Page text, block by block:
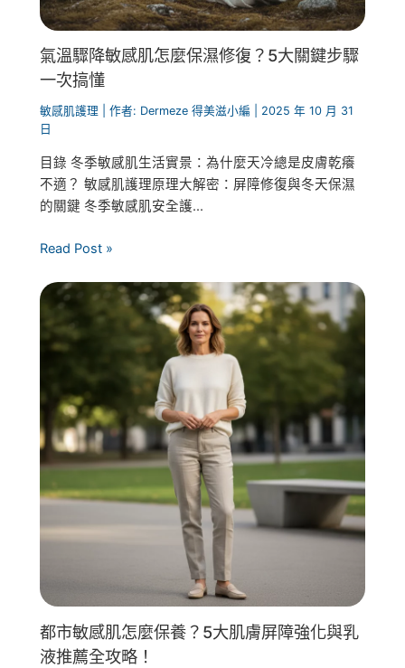
氣溫驟降敏感肌怎麼保濕修復？5大關鍵步驟
一次搞懂
敏感肌護理 | 作者: Dermeze 得美滋小編
2025 年 10 月 31
日
目錄 冬季敏感肌生活實景：為什麼天冷總是皮膚乾癢
不適？ 敏感肌護理原理大解密：屏障修復與冬天保濕
的關鍵 冬季敏感肌安全護...
Read Post »
都市敏感肌怎麼保養？5大肌膚屏障強化與乳
液推薦全攻略！